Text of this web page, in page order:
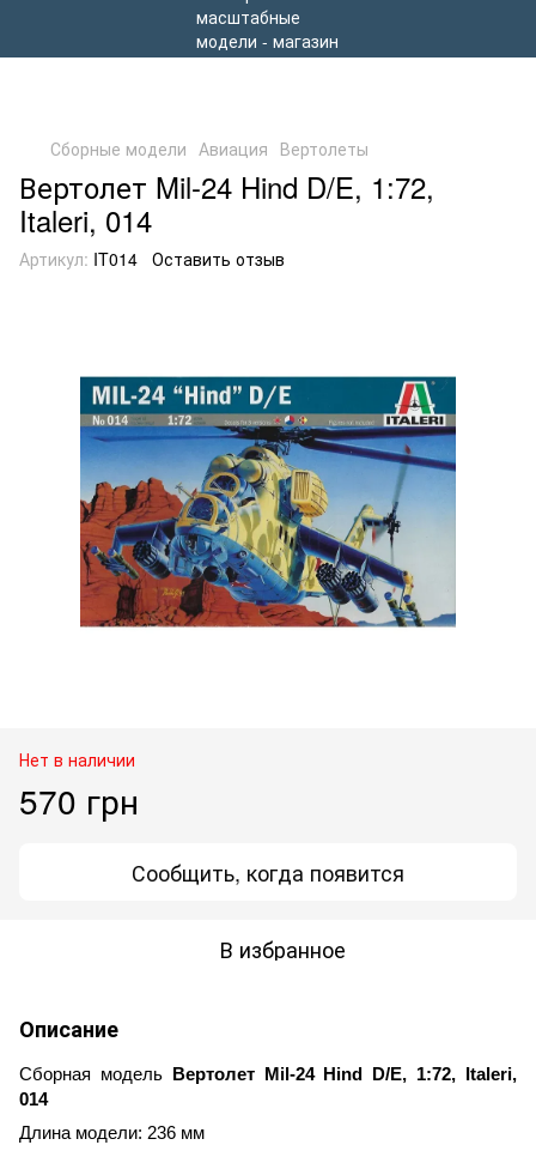
Сборные модели Авиация Вертолеты
Вертолет Mil-24 Hind D/E, 1:72,
Italeri, 014
Артикул: IT014 Оставить отзыв
Нет в наличии
570 грн
Сообщить, когда появится
В избранное
Описание
Сборная модель Вертолет Mil-24 Hind D/E, 1:72, Italeri,
014
Длина модели: 236 мм